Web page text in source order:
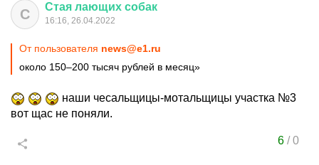
С Стая лающих собак
16:16, 26.04.2022
От пользователя news@e1.ru
около 150–200 тысяч рублей в месяц»
наши чесальщицы-мотальщицы участка №3
вот щас не поняли.
6/0